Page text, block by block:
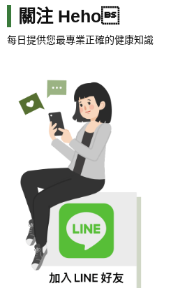
關注 Heho
每日提供您最專業正確的健康知識